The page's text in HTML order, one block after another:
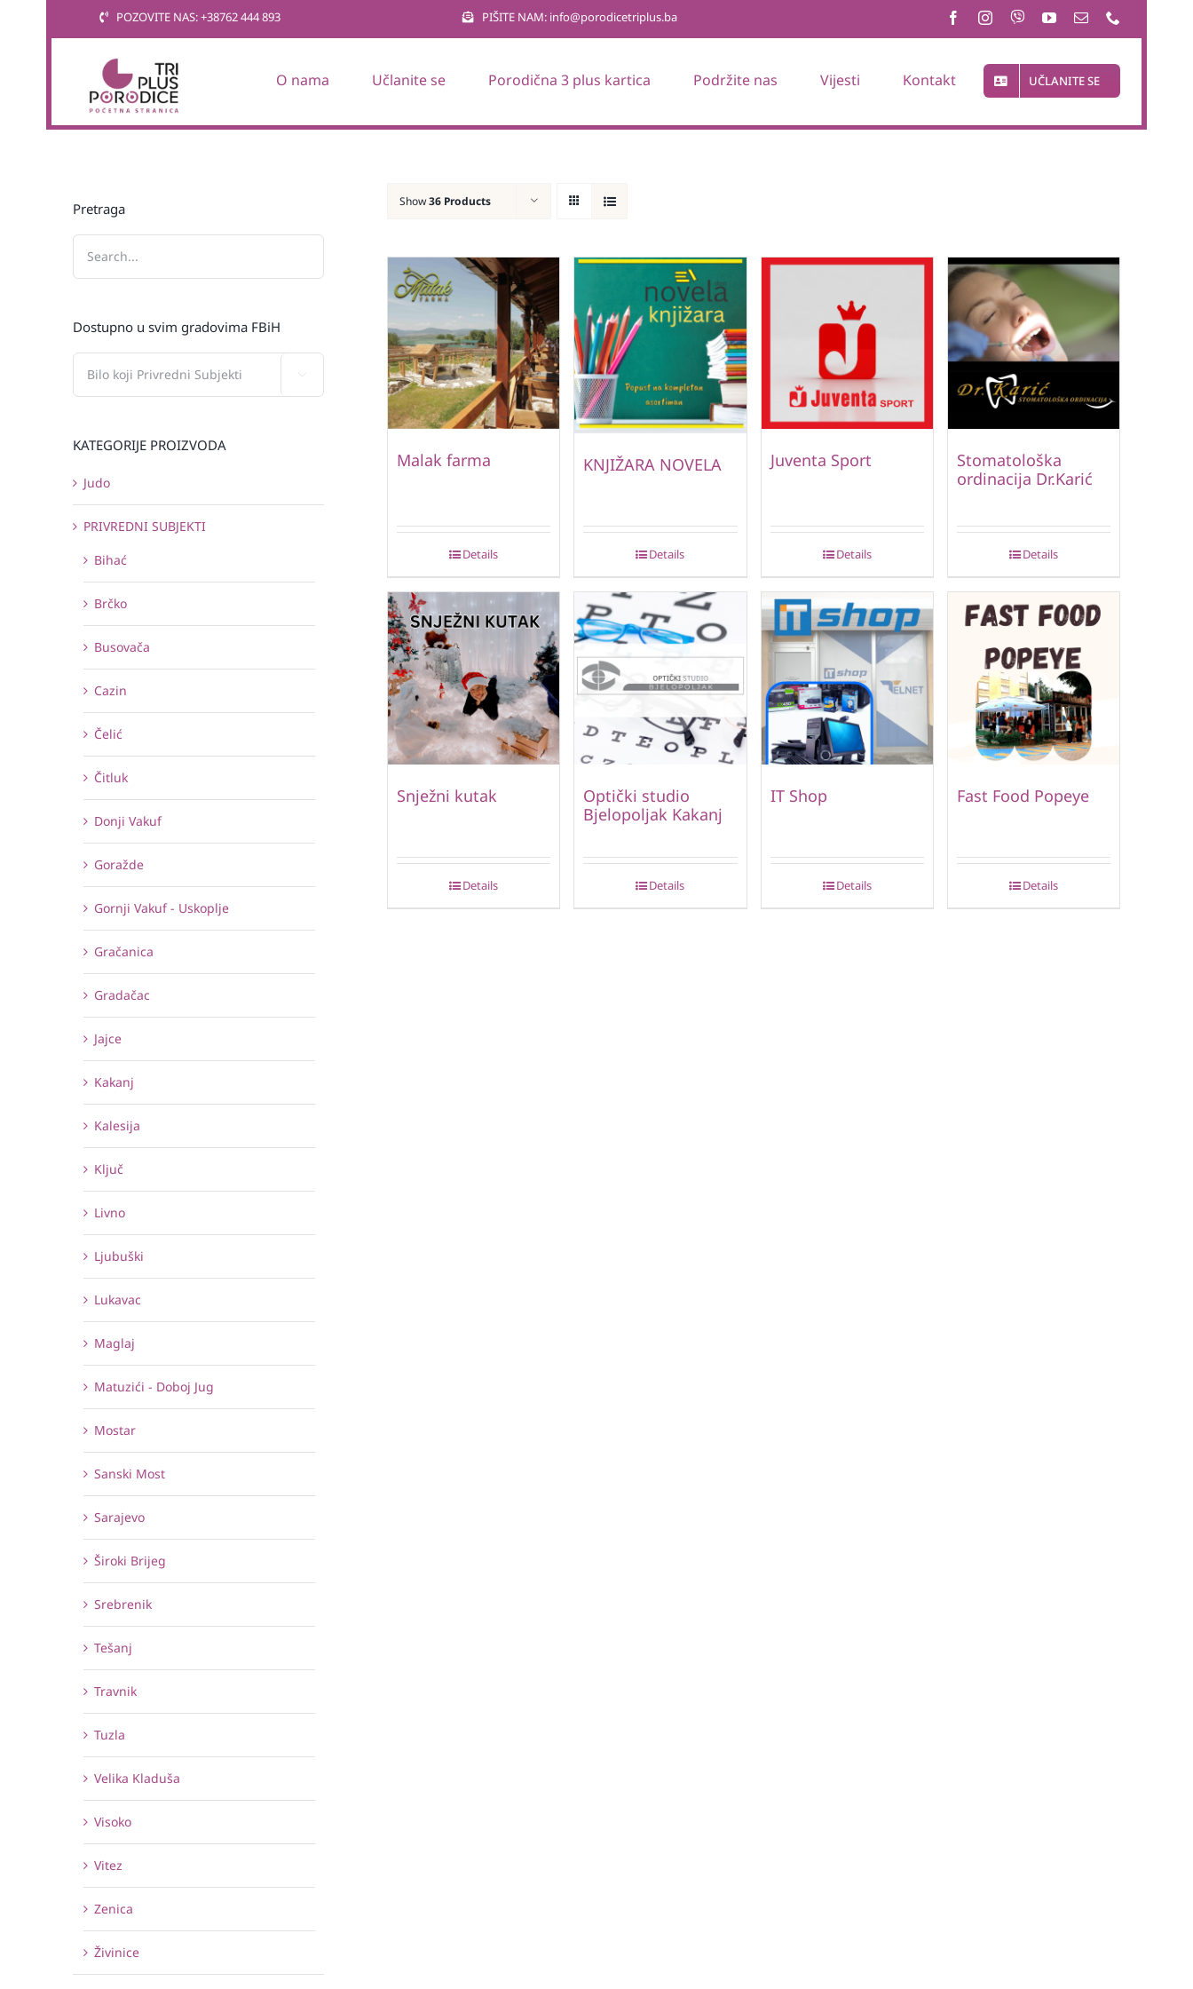
POZOVITE NAS: +38762 444 893 PIŠITE NAM: info@porodicetriplus.ba
O nama Učlanite se Porodična 3 plus kartica Podržite nas Vijesti Kontakt UČLANITE SE
Show36 Products
Malak farma
Details
KNJIŽARA NOVELA
Details
Juventa Sport
Details
Stomatološka
ordinacija Dr.Karić
Details
Snježni kutak
Details
Optički studio
Bjelopoljak Kakanj
Details
IT Shop
Details
Fast Food Popeye
Details
Pretraga
Dostupno u svim gradovima FBiH
KATEGORIJE PROIZVODA
Judo
PRIVREDNI SUBJEKTI
Bihać
Brčko
Busovača
Cazin
Čelić
Čitluk
Donji Vakuf
Goražde
Gornji Vakuf - Uskoplje
Gračanica
Gradačac
Jajce
Kakanj
Kalesija
Ključ
Livno
Ljubuški
Lukavac
Maglaj
Matuzići - Doboj Jug
Mostar
Sanski Most
Sarajevo
Široki Brijeg
Srebrenik
Tešanj
Travnik
Tuzla
Velika Kladuša
Visoko
Vitez
Zenica
Živinice